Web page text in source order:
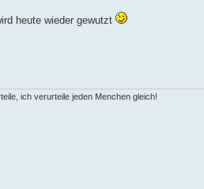
heute wieder gewutzt
ich verurteile jeden Menchen gleich!